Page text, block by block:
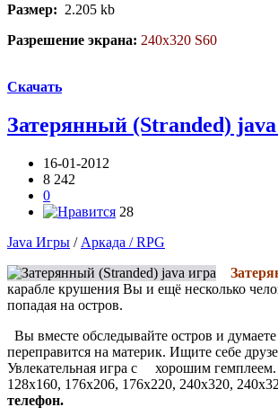
Размер: 2.205 kb
Разрешение экрана: 240x320 S60
Скачать
Затерянный (Stranded)
16-01-2012
8 242
0
28
Java Игры / Аркада / RPG
карабле крушения Вы и ещё несколько
попадая на остров.
Вы вместе обследывайте остров и
переправится на материк. Ищите себе
Увлекательная игра с хорошим гемплеем.
128х160, 176х206, 176х220, 240х320,
телефон.